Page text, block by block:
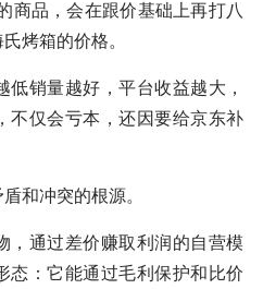
商品，会在跟价基础上再打八
烤箱的价格。
销量越好，平台收益越大，
不仅会亏本，还因要给京东补
和冲突的根源。
，通过差价赚取利润的自营模
态：它能通过毛利保护和比价